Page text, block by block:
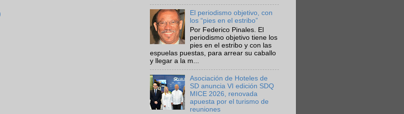
El periodismo objetivo, con
los “pies en el estribo”
Por Federico Pinales. El
periodismo objetivo tiene los
pies en el estribo y con las
espuelas puestas, para arrear su caballo
y llegar a la m...
Asociación de Hoteles de
SD anuncia VI edición SDQ
MICE 2026, renovada
apuesta por el turismo de
reuniones